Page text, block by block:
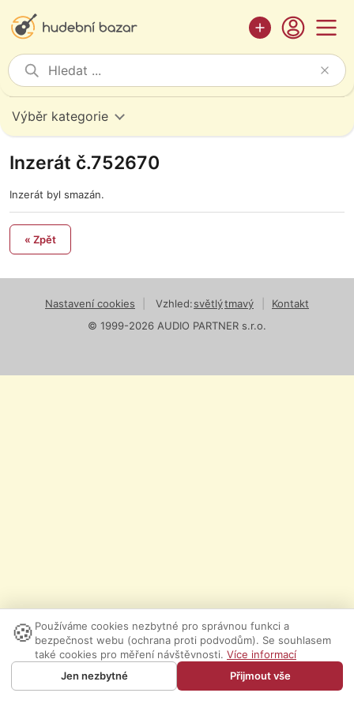
Výběr kategorie
Inzerát č.752670
Inzerát byl smazán.
« Zpět
Nastavení cookies Vzhled:světlýtmavý
Kontakt
© 1999-2026 AUDIO PARTNER s.r.o.
🍪 Používáme cookies nezbytné pro správnou funkci a
bezpečnost webu (ochrana proti podvodům). Se souhlasem
také cookies pro měření návštěvnosti. Více informací
Jen nezbytné
Přijmout vše